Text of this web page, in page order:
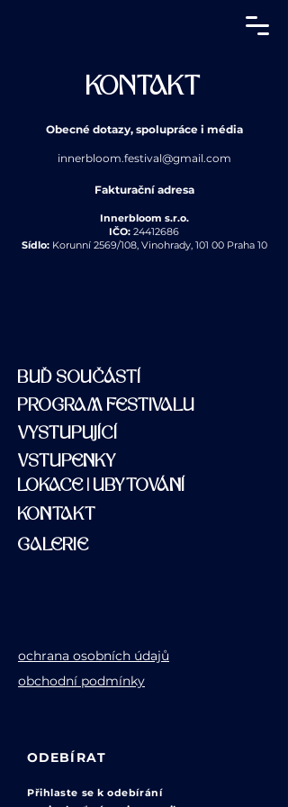
KONTAKT
Obecné dotazy, spolupráce i média
innerbloom.festival@gmail.com
Fakturační adresa
Innerbloom s.r.o.
IČO: 24412686
Sídlo: Korunní 2569/108, Vinohrady, 101 00 Praha 10
BUĎ SOUČÁSTÍ
PROGRAM FESTIVALU
VYSTUPUJÍCÍ
VSTUPENKY
LOKACE | UBYTOVÁNÍ
KONTAKT
GALERIE
ochrana osobních údajů
obchodní podmínky
ODEBÍRAT
Přihlaste se k odebírání